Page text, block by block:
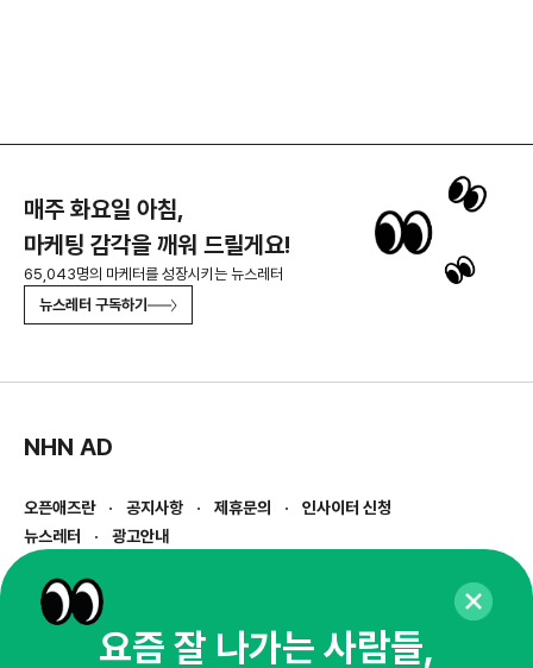
매주 화요일 아침,
마케팅 감각을 깨워 드릴게요!
65,043명의 마케터를 성장시키는 뉴스레터
뉴스레터 구독하기
NHN AD
오픈애즈란 공지사항 제휴문의
인사이터 신청
뉴스레터
광고안내
경기도 성남시 분당구 대왕판교로645번길 16
사업자등록번호 : 144-81-27690(
통신판매업신고번호 : 2014-경기성남-1023
요즘 잘 나가는 사람들,